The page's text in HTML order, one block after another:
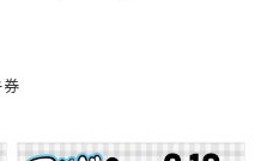
券